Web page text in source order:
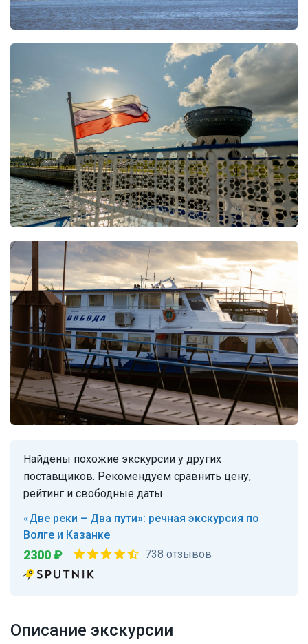
Описание экскурсии
Найдены похожие экскурсии у других
поставщиков. Рекомендуем сравнить цену,
рейтинг и свободные даты.
«Две реки – Два пути»: речная экскурсия по
Волге и Казанке
2300 ₽ 738 отзывов